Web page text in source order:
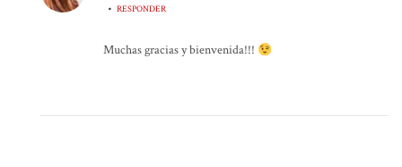
• RESPONDER
Muchas gracias y bienvenida!!!